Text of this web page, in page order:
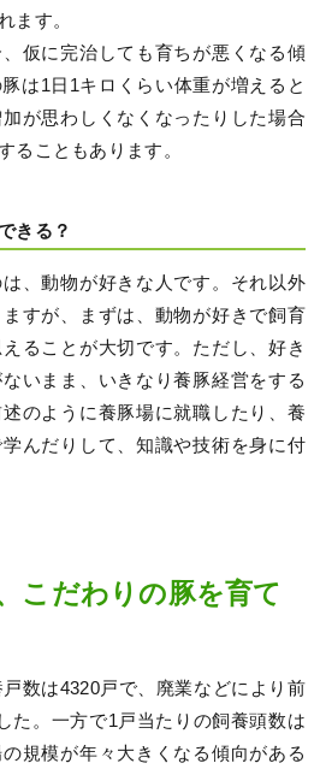
ます。
仮に完治しても育ちが悪くなる傾
は1日1キロくらい体重が増えると
が思わしくなくなったりした場合
ることもあります。
きる？
、動物が好きな人です。それ以外
すが、まずは、動物が好きで飼育
ることが大切です。ただし、好き
いまま、いきなり養豚経営をする
のように養豚場に就職したり、養
んだりして、知識や技術を身に付
こだわりの豚を育て
数は4320戸で、廃業などにより前
た。一方で1戸当たりの飼養頭数は
規模が年々大きくなる傾向がある